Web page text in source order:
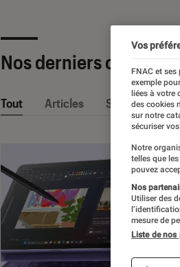
Nos derniers contenus
Tout Articles Sélections et
Vos
FNAC et
exemple
liées à
des cookies
sur notre
sécuriser
Notre
telles que
pouvez
Nos
Utiliser des
mesure de
Liste de nos